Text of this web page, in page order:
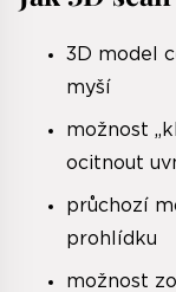
3D model
myší
možnost
ocitnout
průchozí
prohlídku
možnost